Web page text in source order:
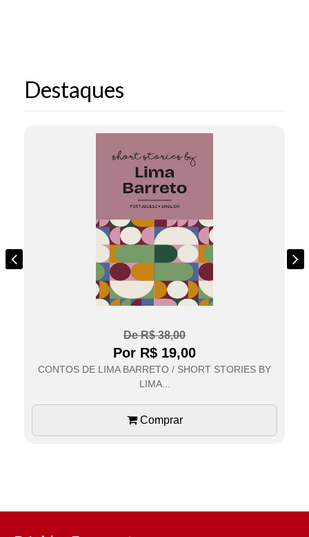
Destaques
De R$ 38,00
Por R$ 19,00
CONTOS DE LIMA BARRETO / SHORT STORIES BY
LIMA...
Comprar